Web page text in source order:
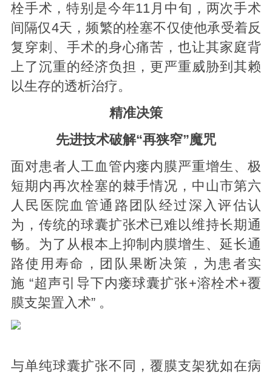
栓手术，特别是今年11月中旬，两次手术
间隔仅4天，频繁的栓塞不仅使他承受着反
复穿刺、手术的身心痛苦，也让其家庭背
上了沉重的经济负担，更严重威胁到其赖
以生存的透析治疗。
精准决策
先进技术破解“再狭窄”魔咒
面对患者人工血管内瘘内膜严重增生、极
短期内再次栓塞的棘手情况，中山市第六
人民医院血管通路团队经过深入评估认
为，传统的球囊扩张术已难以维持长期通
畅。为了从根本上抑制内膜增生、延长通
路使用寿命，团队果断决策，为患者实
施 “超声引导下内瘘球囊扩张+溶栓术+覆
膜支架置入术” 。
与单纯球囊扩张不同，覆膜支架犹如在病